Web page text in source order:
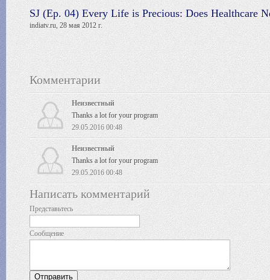
SJ (Ep. 04) Every Life is Precious: Does Healthcare
indiatv.ru, 28 мая 2012 г.
Комментарии
Неизвестный
Thanks a lot for your program
29.05.2016 00:48
Неизвестный
Thanks a lot for your program
29.05.2016 00:48
Написать комментарий
Представьтесь
Сообщение